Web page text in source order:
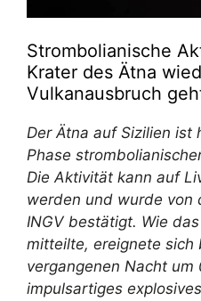
Strombolianische
Krater des Ätna
Vulkanausbruch
Der Ätna auf Sizilien ist
Phase
Die Aktivität kann auf
werden und wurde von
INGV bestätigt. Wie
mitteilte, ereignete sich
vergangenen Nacht um
impulsartiges